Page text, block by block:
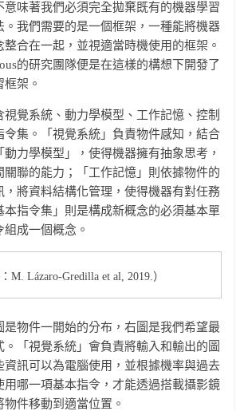
意味著我們必須完全拋棄既有的機器學習
。我們需要的是一個框架，一種能將機器
合在一起，並視適當時機使用的框架。
的研究團隊便是在這樣的構想下開發了
架。
視覺系統、動力學模型、工作記憶、控制
令集。「視覺系統」負責物件感知，結合
動力學模型」，使得機器擁有抽象思考，
關聯的能力；「工作記憶」則依據物件的
，將資料結構化管理，使得機器有對任務
本指令集」則是構成新概念的必須基本單
成一個概念。
：M. Lázaro-Gredilla et al, 2019.）
是物件一開始的分布，右圖是我們希望最
。「視覺系統」會負責將輸入和輸出的圖
資訊可以為電腦使用，並根據機率與過去
用哪一項基本指令，才能透過搭載攝影鏡
件移動到適當位置。